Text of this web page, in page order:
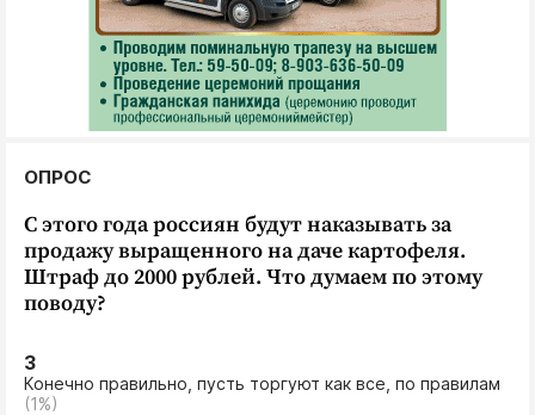
ОПРОС
С этого года россиян будут наказывать за
продажу выращенного на даче картофеля.
Штраф до 2000 рублей. Что думаем по этому
поводу?
3
Конечно правильно, пусть торгуют как все, по правилам
(1%)